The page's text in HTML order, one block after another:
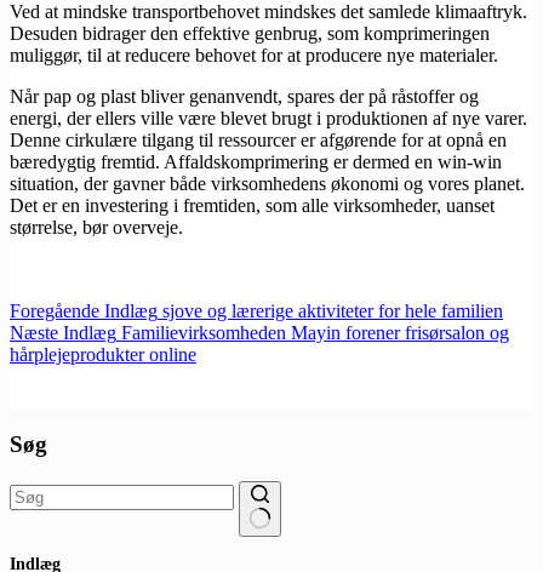
Ved at mindske transportbehovet mindskes det samlede klimaaftryk.
Desuden bidrager den effektive genbrug, som komprimeringen
muliggør, til at reducere behovet for at producere nye materialer.
Når pap og plast bliver genanvendt, spares der på råstoffer og
energi, der ellers ville være blevet brugt i produktionen af nye varer.
Denne cirkulære tilgang til ressourcer er afgørende for at opnå en
bæredygtig fremtid. Affaldskomprimering er dermed en win-win
situation, der gavner både virksomhedens økonomi og vores planet.
Det er en investering i fremtiden, som alle virksomheder, uanset
størrelse, bør overveje.
Foregående Indlæg sjove og lærerige aktiviteter for hele familien
Næste Indlæg Familievirksomheden Mayin forener frisørsalon og
hårplejeprodukter online
Søg
resultater
Indlæg